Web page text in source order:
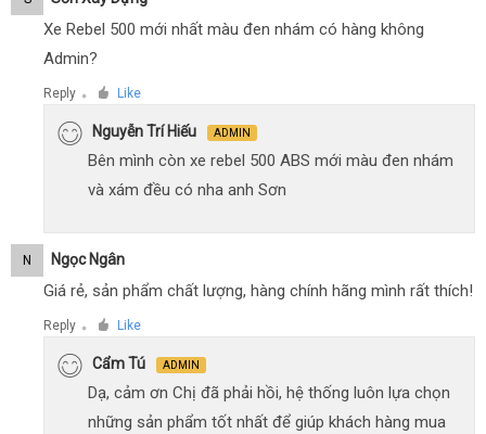
Xe Rebel 500 mới nhất màu đen nhám có hàng không
Admin?
Reply ● Like
Nguyễn Trí Hiếu ADMIN
Bên mình còn xe rebel 500 ABS mới màu đen nhám
và xám đều có nha anh Sơn
N Ngọc Ngân
Giá rẻ, sản phẩm chất lượng, hàng chính hãng mình rất thích!
Reply ● Like
Cẩm Tú ADMIN
Dạ, cảm ơn Chị đã phải hồi, hệ thống luôn lựa chọn
những sản phẩm tốt nhất để giúp khách hàng mua